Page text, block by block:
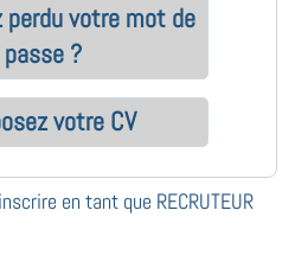
perdu votre mot de
passe ?
votre CV
en tant que RECRUTEUR